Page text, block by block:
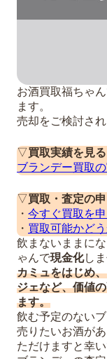
お酒買取福ちゃ
ます。
売却をご検討さ
▽買取実績を見る
ブランデー買取
▽買取・査定の
・ 今すぐ買取を
・ 買取可能かど
飲まないままに
ゃんで現金化し
カミュをはじめ
ジェなど、価値
ます。
飲む予定のない
売りたいお酒が
ただけますと幸い